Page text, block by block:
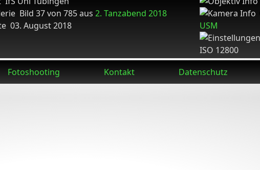
Bild 37 von 785 aus 2. Tanzabend 2018
03. August 2018
USM
ISO 12800
Fotoshooting Kontakt Datenschutz